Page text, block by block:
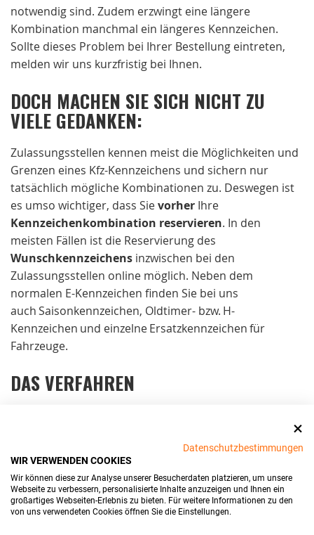
notwendig sind. Zudem erzwingt eine längere
Kombination manchmal ein längeres Kennzeichen.
Sollte dieses Problem bei Ihrer Bestellung eintreten,
melden wir uns kurzfristig bei Ihnen.
DOCH MACHEN SIE SICH NICHT ZU
VIELE GEDANKEN:
Zulassungsstellen kennen meist die Möglichkeiten und
Grenzen eines Kfz-Kennzeichens und sichern nur
tatsächlich mögliche Kombinationen zu. Deswegen ist
es umso wichtiger, dass Sievorher Ihre
Kennzeichenkombination reservieren. In den
meisten Fällen ist die Reservierung des
Wunschkennzeichens inzwischen bei den
Zulassungsstellen online möglich. Neben dem
normalen E-Kennzeichen finden Sie bei uns
auch Saisonkennzeichen, Oldtimer- bzw. H-
Kennzeichen und einzelne Ersatzkennzeichen für
Fahrzeuge.
DAS VERFAHREN
geprägt. Dazu
werden Buchstaben- und Zahlenblöcke ausgewählt und
unter hohem Druck in das Aluminium-Blech
hineingedrückt. Auf diesen Schritt folgt das Schwärzen.
EineHeißklebefoliewird dabei über das Schild
gezogen und färbt alle erhobenen Bereiche ein. Der
Datenschutzbestimmungen
WIR VERWENDEN COOKIES
Wir können diese zur Analyse unserer Besucherdaten platzieren, um unsere
Webseite zu verbessern, personalisierte Inhalte anzuzeigen und Ihnen ein
großartiges Webseiten-Erlebnis zu bieten. Für weitere Informationen zu den
von uns verwendeten Cookies öffnen Sie die Einstellungen.